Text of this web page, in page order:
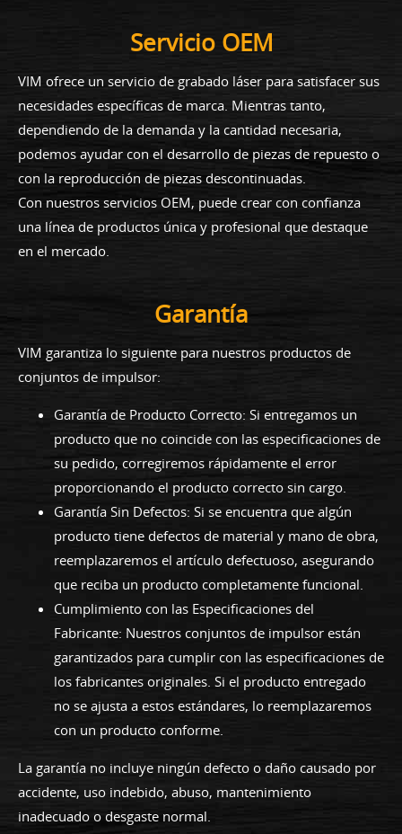
Servicio OEM
VIM ofrece un servicio de grabado láser para satisfacer sus
necesidades específicas de marca. Mientras tanto,
dependiendo de la demanda y la cantidad necesaria,
podemos ayudar con el desarrollo de piezas de repuesto o
con la reproducción de piezas descontinuadas.
Con nuestros servicios OEM, puede crear con confianza
una línea de productos única y profesional que destaque
en el mercado.
Garantía
VIM garantiza lo siguiente para nuestros productos de
conjuntos de impulsor:
Garantía de Producto Correcto: Si entregamos un
producto que no coincide con las especificaciones de
su pedido, corregiremos rápidamente el error
proporcionando el producto correcto sin cargo.
Garantía Sin Defectos: Si se encuentra que algún
producto tiene defectos de material y mano de obra,
reemplazaremos el artículo defectuoso, asegurando
que reciba un producto completamente funcional.
Cumplimiento con las Especificaciones del
Fabricante: Nuestros conjuntos de impulsor están
garantizados para cumplir con las especificaciones de
los fabricantes originales. Si el producto entregado
no se ajusta a estos estándares, lo reemplazaremos
con un producto conforme.
La garantía no incluye ningún defecto o daño causado por
accidente, uso indebido, abuso, mantenimiento
inadecuado o desgaste normal.